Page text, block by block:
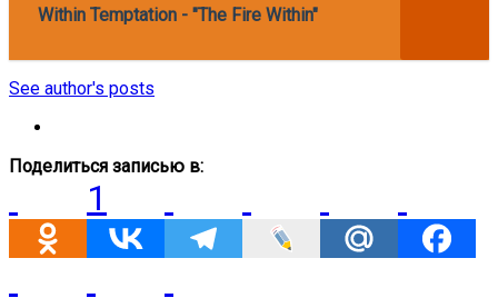
Within Temptation - "The Fire Within"
See author's posts
Поделиться записью в:
1